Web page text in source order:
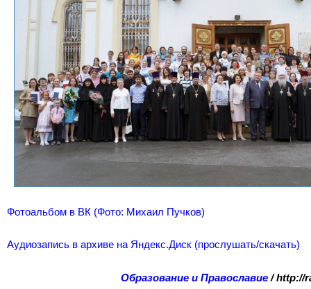
Фотоальбом в ВК (Фото: Михаил Пучков)
Аудиозапись в архиве на Яндекс.Диск (прослушать/скачать)
Образование и Православие / http://